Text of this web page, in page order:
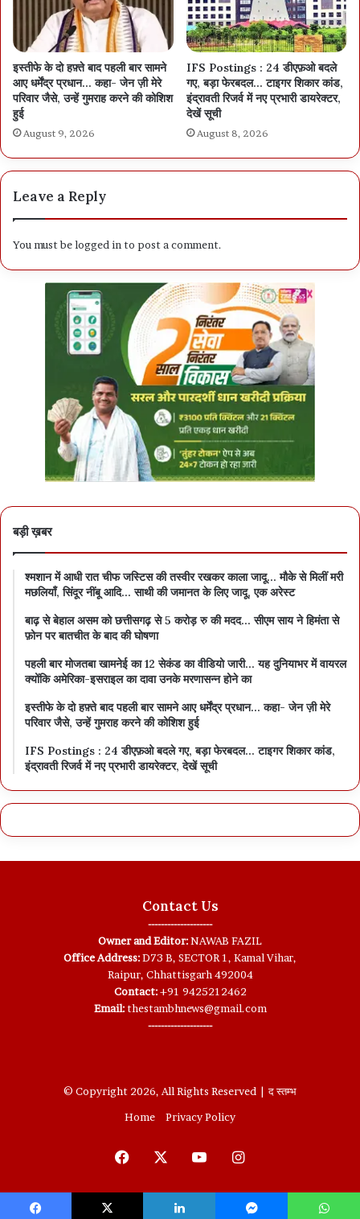
इस्तीफे के दो हफ़्ते बाद पहली बार सामने
आए धर्मेंद्र प्रधान… कहा- जेन ज़ी मेरे
परिवार जैसे, उन्हें गुमराह करने की कोशिश
हुई
August 9, 2026
IFS Postings : 24 डीएफ़ओ बदले
गए, बड़ा फेरबदल… टाइगर शिकार कांड,
इंद्रावती रिजर्व में नए प्रभारी डायरेक्टर,
देखें सूची
August 8, 2026
Leave a Reply
You must belogged in to post a comment.
बड़ी ख़बर
श्मशान में आधी रात चीफ जस्टिस की तस्वीर रखकर काला जादू… मौके से मिलीं मरी
मछलियाँ, सिंदूर नींबू आदि… साथी की जमानत के लिए जादू, एक अरेस्ट
बाढ़ से बेहाल असम को छत्तीसगढ़ से 5 करोड़ रु की मदद… सीएम साय ने हिमंता से
फ़ोन पर बातचीत के बाद की घोषणा
पहली बार मोजतबा खामनेई का 12 सेकंड का वीडियो जारी… यह दुनियाभर में वायरल
क्योंकि अमेरिका-इसराइल का दावा उनके मरणासन्न होने का
इस्तीफे के दो हफ़्ते बाद पहली बार सामने आए धर्मेंद्र प्रधान… कहा- जेन ज़ी मेरे
परिवार जैसे, उन्हें गुमराह करने की कोशिश हुई
IFS Postings : 24 डीएफ़ओ बदले गए, बड़ा फेरबदल… टाइगर शिकार कांड,
इंद्रावती रिजर्व में नए प्रभारी डायरेक्टर, देखें सूची
Contact Us
--------------------
Owner and Editor:NAWAB FAZIL
Office Address:D73 B, SECTOR 1, Kamal Vihar,
Raipur, Chhattisgarh 492004
Contact:+91 9425212462
Email:thestambhnews@gmail.com
--------------------
© Copyright 2026, All Rights Reserved | द स्तम्भ
Home
Privacy Policy
Facebook YouTubeInstagram